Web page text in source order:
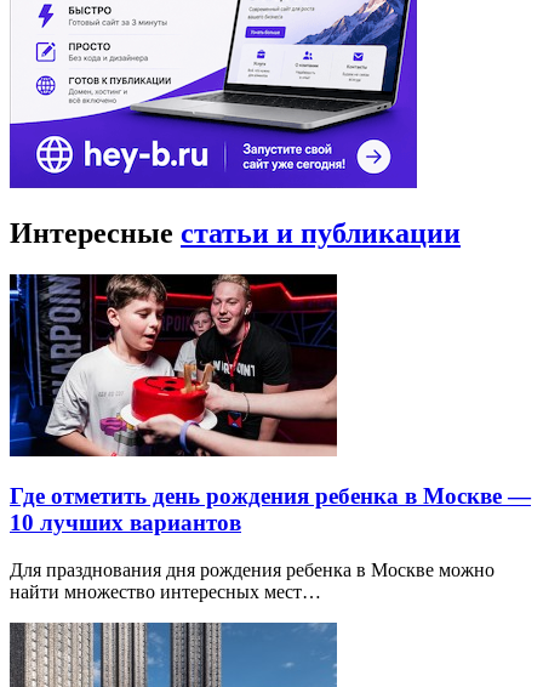
Интересные статьи и публикации
Где отметить день рождения ребенка в Москве —
10 лучших вариантов
Для празднования дня рождения ребенка в Москве можно
найти множество интересных мест…